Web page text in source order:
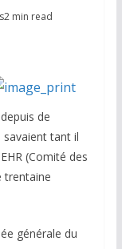
2 min read
de
tant il
(Comité des
trentaine
générale du